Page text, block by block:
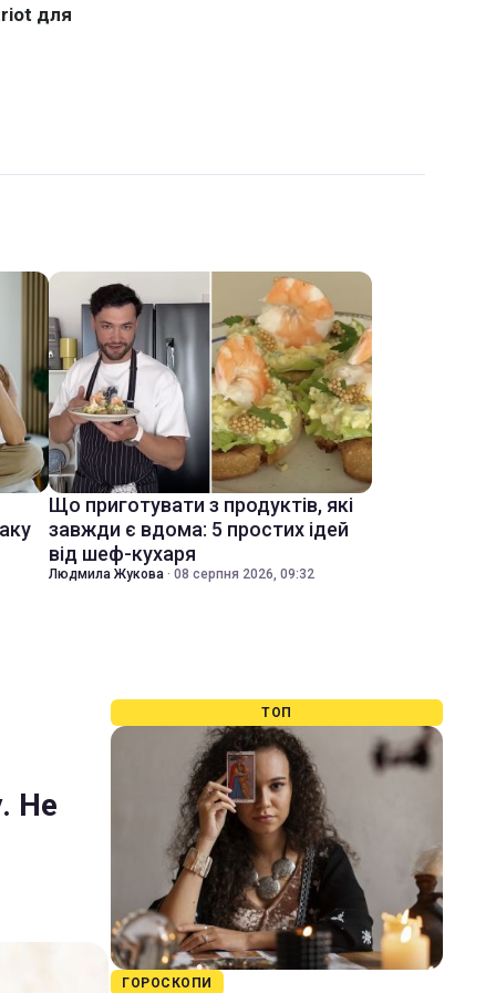
Що приготувати з продуктів, які
завжди є вдома: 5 простих ідей
від шеф-кухаря
Людмила Жукова · 08 серпня 2026, 09:32
Не
ТОП
ГОРОСКОПИ